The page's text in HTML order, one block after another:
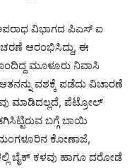
ವಿಭಾಗದ ಪಿಎಸ್ ಐ
ಆರಂಭಿಸಿದ್ದು, ಈ
ಮೂಳೂರು ನಿವಾಸಿ
ವಶಕ್ಕೆ ಪಡೆದು ವಿಚಾರಣೆ
ಮಾಡಿದಲ್ಲದೆ, ಪೆಟ್ರೋಲ್
ಬಗ್ಗೆ ಬಾಯಿ
ಮಂಗಳೂರಿನ ಕೋಣಾಜೆ,
ಬೈಕ್ ಕಳವು ಹಾಗೂ ದರೋಡೆ